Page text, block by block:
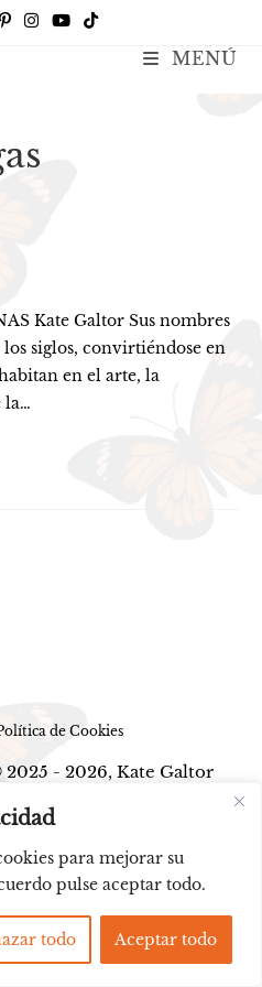
para mejorar su
pulse aceptar todo.
todo Aceptar todo
MENÚ
Kate Galtor Sus nombres
siglos, convirtiéndose en
en el arte, la
la…
de Cookies
- 2026, Kate Galtor